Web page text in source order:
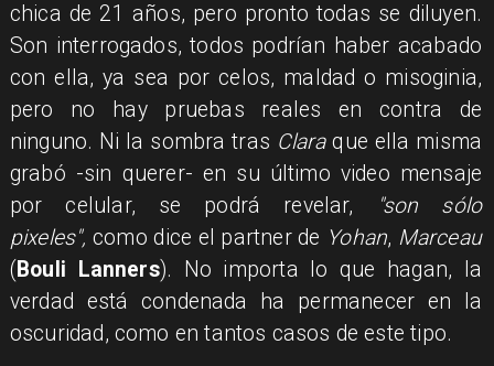
chica de 21 años, pero pronto todas se diluyen.
Son interrogados, todos podrían haber acabado
con ella, ya sea por celos, maldad o misoginia,
pero no hay pruebas reales en contra de
ninguno. Ni la sombra tras Claraque ella misma
grabó -sin querer- en su último video mensaje
por celular, se podrá revelar,
"son sólo
pixeles",como dice el partner de Yohan, Marceau
(Bouli Lanners). No importa lo que hagan, la
verdad está condenada ha permanecer en la
oscuridad, como en tantos casos de este tipo.